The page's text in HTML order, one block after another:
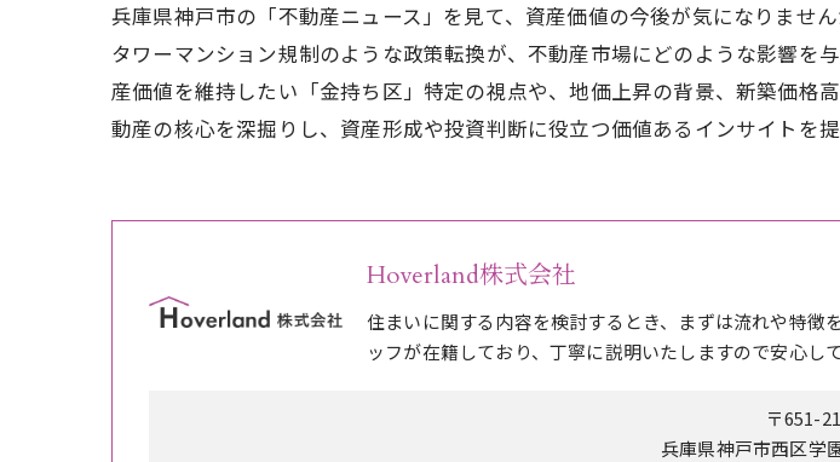
兵庫県神戸市の「不動産ニュース」を見て、資産価値の今後が気になりませ
タワーマンション規制のような政策転換が、不動産市場にどのような影響を
産価値を維持したい「金持ち区」特定の視点や、地価上昇の背景、新築価格
動産の核心を深掘りし、資産形成や投資判断に役立つ価値あるインサイトを提
Hoverland株式会社
住まいに関する内容を検討するとき、まずは流れや特徴
ッフが在籍しており、丁寧に説明いたしますので安心し
〒651-
兵庫県神戸市西区学